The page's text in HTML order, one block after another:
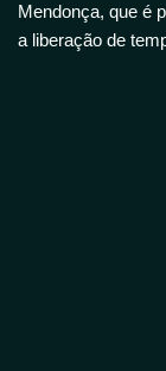
Mendonça, que é
a liberação de